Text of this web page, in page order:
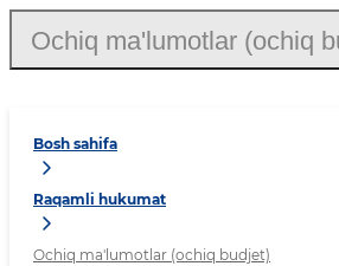
Bosh sahifa
Raqamli hukumat
Ochiq ma'lumotlar (ochiq budjet)
Ochiq ma'lumotlar (ochiq